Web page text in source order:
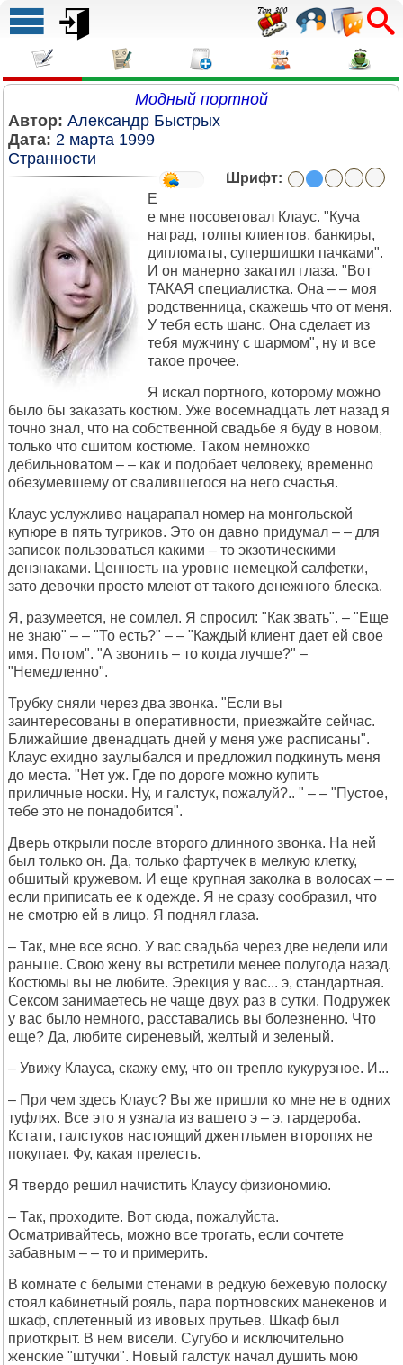
Модный портной
Автор: Александр Быстрых
Дата: 2 марта 1999
Странности
Шрифт:
Е
е мне посоветовал Клаус. "Куча
наград, толпы клиентов, банкиры,
дипломаты, супершишки пачками".
И он манерно закатил глаза. "Вот
ТАКАЯ специалистка. Она – – моя
родственница, скажешь что от меня.
У тебя есть шанс. Она сделает из
тебя мужчину с шармом", ну и все
такое прочее.
Я искал портного, которому можно
было бы заказать костюм. Уже восемнадцать лет назад я
точно знал, что на собственной свадьбе я буду в новом,
только что сшитом костюме. Таком немножко
дебильноватом – – как и подобает человеку, временно
обезумевшему от свалившегося на него счастья.
Клаус услужливо нацарапал номер на монгольской
купюре в пять тугриков. Это он давно придумал – – для
записок пользоваться какими – то экзотическими
дензнаками. Ценность на уровне немецкой салфетки,
зато девочки просто млеют от такого денежного блеска.
Я, разумеется, не сомлел. Я спросил: "Как звать". – "Еще
не знаю" – – "То есть?" – – "Каждый клиент дает ей свое
имя. Потом". "А звонить – то когда лучше?" –
"Немедленно".
Трубку сняли через два звонка. "Если вы
заинтересованы в оперативности, приезжайте сейчас.
Ближайшие двенадцать дней у меня уже расписаны".
Клаус ехидно заулыбался и предложил подкинуть меня
до места. "Нет уж. Где по дороге можно купить
приличные носки. Ну, и галстук, пожалуй?.. " – – "Пустое,
тебе это не понадобится".
Дверь открыли после второго длинного звонка. На ней
был только он. Да, только фартучек в мелкую клетку,
обшитый кружевом. И еще крупная заколка в волосах – –
если приписать ее к одежде. Я не сразу сообразил, что
не смотрю ей в лицо. Я поднял глаза.
– Так, мне все ясно. У вас свадьба через две недели или
раньше. Свою жену вы встретили менее полугода назад.
Костюмы вы не любите. Эрекция у вас... э, стандартная.
Сексом занимаетесь не чаще двух раз в сутки. Подружек
у вас было немного, расставались вы болезненно. Что
еще? Да, любите сиреневый, желтый и зеленый.
– Увижу Клауса, скажу ему, что он трепло кукурузное. И...
– При чем здесь Клаус? Вы же пришли ко мне не в одних
туфлях. Все это я узнала из вашего э – э, гардероба.
Кстати, галстуков настоящий джентльмен второпях не
покупает. Фу, какая прелесть.
Я твердо решил начистить Клаусу физиономию.
– Так, проходите. Вот сюда, пожалуйста.
Осматривайтесь, можно все трогать, если сочтете
забавным – – то и примерить.
В комнате с белыми стенами в редкую бежевую полоску
стоял кабинетный рояль, пара портновских манекенов и
шкаф, сплетенный из ивовых прутьев. Шкаф был
приоткрыт. В нем висели. Сугубо и исключительно
женские "штучки". Новый галстук начал душить мою